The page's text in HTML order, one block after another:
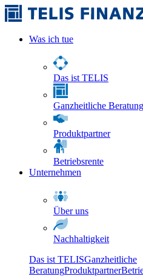
Was ich tue
Das ist TELIS
Ganzheitliche Beratung
Produktpartner
Betriebsrente
Unternehmen
Über uns
Nachhaltigkeit
Das ist TELISGanzheitliche
BeratungProduktpartner